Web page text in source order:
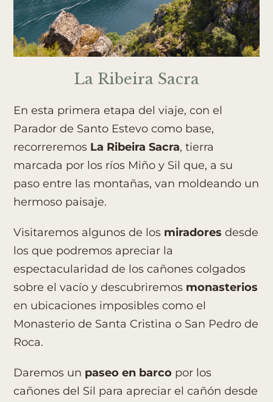
La Ribeira Sacra
En esta primera etapa del viaje, con el
Parador de Santo Estevo como base,
recorreremos La Ribeira Sacra, tierra
marcada por los ríos Miño y Sil que, a su
paso entre las montañas, van moldeando un
hermoso paisaje.
Visitaremos algunos de los miradores desde
los que podremos apreciar la
espectacularidad de los cañones colgados
sobre el vacío y descubriremos monasterios
en ubicaciones imposibles como el
Monasterio de Santa Cristina o San Pedro de
Roca.
Daremos un paseo en barco por los
cañones del Sil para apreciar el cañón desde